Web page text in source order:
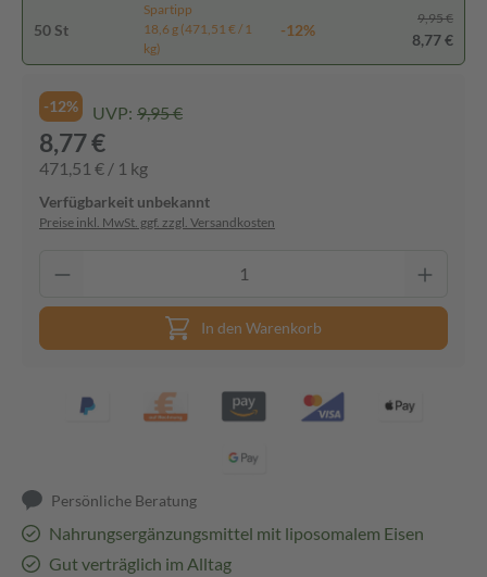
50 St
Spartipp
18,6 g (471,51 € / 1
kg)
-12%
9,95 €
8,77 €
-12% UVP: 9,95 €
8,77 €
471,51 € / 1 kg
Verfügbarkeit unbekannt
Preise inkl. MwSt. ggf. zzgl. Versandkosten
In den Warenkorb
Persönliche Beratung
Nahrungsergänzungsmittel mit liposomalem Eisen
Gut verträglich im Alltag